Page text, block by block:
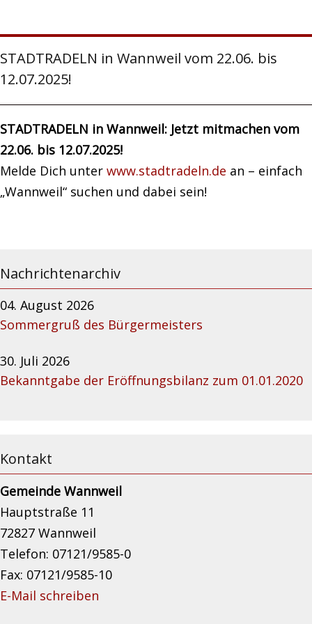
STADTRADELN in Wannweil vom 22.06. bis
12.07.2025!
STADTRADELN in Wannweil: Jetzt mitmachen vom
22.06. bis 12.07.2025!
Melde Dich unter www.stadtradeln.de an – einfach
„Wannweil“ suchen und dabei sein!
Nachrichtenarchiv
04. August 2026
Sommergruß des Bürgermeisters
30. Juli 2026
Bekanntgabe der Eröffnungsbilanz zum 01.01.2020
Kontakt
Gemeinde Wannweil
Hauptstraße 11
72827 Wannweil
Telefon: 07121/9585-0
Fax: 07121/9585-10
E-Mail schreiben